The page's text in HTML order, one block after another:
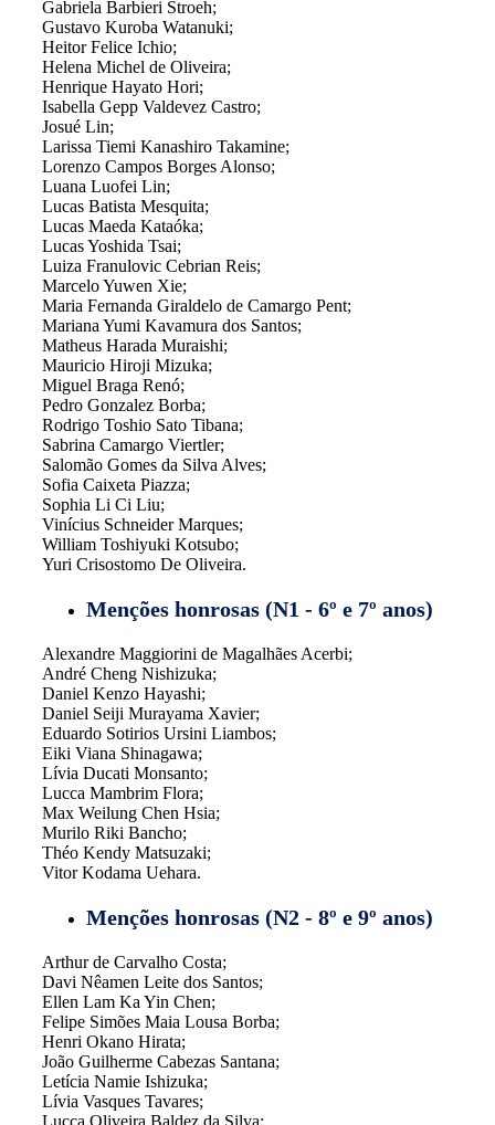
Gabriela Barbieri Stroeh;
Gustavo Kuroba Watanuki;
Heitor Felice Ichio;
Helena Michel de Oliveira;
Henrique Hayato Hori;
Isabella Gepp Valdevez Castro;
Josué Lin;
Larissa Tiemi Kanashiro Takamine;
Lorenzo Campos Borges Alonso;
Luana Luofei Lin;
Lucas Batista Mesquita;
Lucas Maeda Kataóka;
Lucas Yoshida Tsai;
Luiza Franulovic Cebrian Reis;
Marcelo Yuwen Xie;
Maria Fernanda Giraldelo de Camargo Pent;
Mariana Yumi Kavamura dos Santos;
Matheus Harada Muraishi;
Mauricio Hiroji Mizuka;
Miguel Braga Renó;
Pedro Gonzalez Borba;
Rodrigo Toshio Sato Tibana;
Sabrina Camargo Viertler;
Salomão Gomes da Silva Alves;
Sofia Caixeta Piazza;
Sophia Li Ci Liu;
Vinícius Schneider Marques;
William Toshiyuki Kotsubo;
Yuri Crisostomo De Oliveira.
Menções honrosas (N1 - 6º e 7º anos)
Alexandre Maggiorini de Magalhães Acerbi;
André Cheng Nishizuka;
Daniel Kenzo Hayashi;
Daniel Seiji Murayama Xavier;
Eduardo Sotirios Ursini Liambos;
Eiki Viana Shinagawa;
Lívia Ducati Monsanto;
Lucca Mambrim Flora;
Max Weilung Chen Hsia;
Murilo Riki Bancho;
Théo Kendy Matsuzaki;
Vitor Kodama Uehara.
Menções honrosas (N2 - 8º e 9º anos)
Arthur de Carvalho Costa;
Davi Nêamen Leite dos Santos;
Ellen Lam Ka Yin Chen;
Felipe Simões Maia Lousa Borba;
Henri Okano Hirata;
João Guilherme Cabezas Santana;
Letícia Namie Ishizuka;
Lívia Vasques Tavares;
Lucca Oliveira Baldez da Silva;